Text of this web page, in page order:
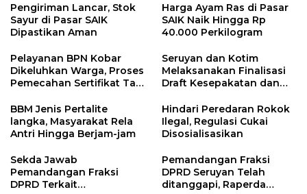
Pengiriman Lancar, Stok
Sayur di Pasar SAIK
Dipastikan Aman
Harga Ayam Ras di Pasar
SAIK Naik Hingga Rp
40.000 Perkilogram
Pelayanan BPN Kobar
Dikeluhkan Warga, Proses
Pemecahan Sertifikat Tak
Seruyan dan Kotim
Melaksanakan Finalisasi
Draft Kesepakatan dan
BBM Jenis Pertalite
langka, Masyarakat Rela
Antri Hingga Berjam-jam
Hindari Peredaran Rokok
Ilegal, Regulasi Cukai
Disosialisasikan
Sekda Jawab
Pemandangan Fraksi
DPRD Terkait
Pemandangan Fraksi
DPRD Seruyan Telah
ditanggapi, Raperda